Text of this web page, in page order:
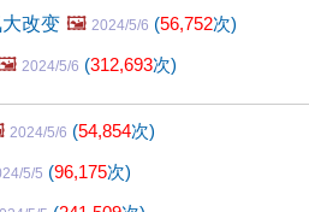
改变 🖼️ 2024/5/6 (56,752次)
2024/5/6 (312,693次)
2024/5/6 (54,854次)
5/5 (96,175次)